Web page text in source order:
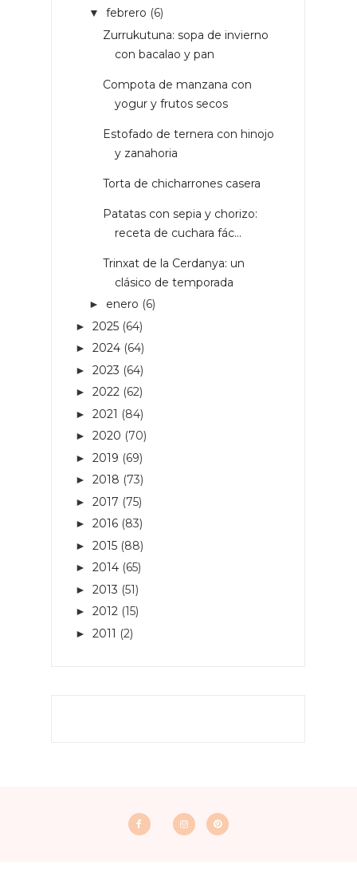
▼ febrero (6)
Zurrukutuna: sopa de invierno
con bacalao y pan
Compota de manzana con
yogur y frutos secos
Estofado de ternera con hinojo
y zanahoria
Torta de chicharrones casera
Patatas con sepia y chorizo:
receta de cuchara fác...
Trinxat de la Cerdanya: un
clásico de temporada
► enero (6)
► 2025 (64)
► 2024 (64)
► 2023 (64)
► 2022 (62)
► 2021 (84)
► 2020 (70)
► 2019 (69)
► 2018 (73)
► 2017 (75)
► 2016 (83)
► 2015 (88)
► 2014 (65)
► 2013 (51)
► 2012 (15)
► 2011 (2)